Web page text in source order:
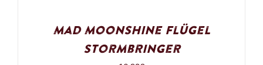
Mad Moonshine Flügel
Stormbringer